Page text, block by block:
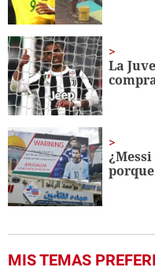
La
MIS TEMAS